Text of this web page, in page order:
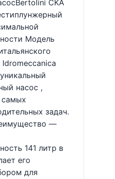
CKA
Модель
Idromeccanica
насос ,
самых
задач.
—
141 литр в
его
для